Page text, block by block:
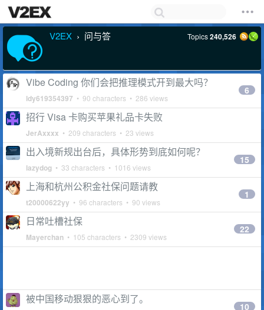
V2EX › 问与答 Topics240,526
Vibe Coding 你们会把推理模式开到最大吗？
ldy619354397 • 90 characters • 286 views
6
招行 Visa 卡购买苹果礼品卡失败
JerAxxxx • 209 characters • 23 views
出入境新规出台后，具体形势到底如何呢？
lazydog • 33 characters • 1016 views
15
上海和杭州公积金社保问题请教
t20000622yy • 96 characters • 90 views
1
日常吐槽社保
Mayerchan • 105 characters • 2309 views
22
被中国移动狠狠的恶心到了。
10